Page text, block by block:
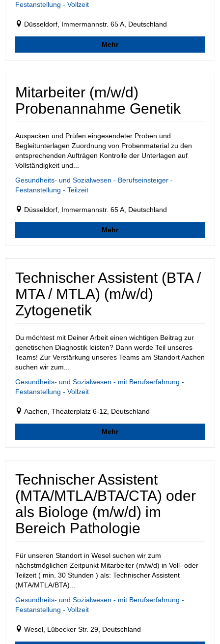
Festanstellung - Vollzeit
Düsseldorf, Immermannstr. 65 A, Deutschland
Mehr
Mitarbeiter (m/w/d)
Probenannahme Genetik
Auspacken und Prüfen eingesendeter Proben und
Begleitunterlagen Zuordnung von Probenmaterial zu den
entsprechenden Aufträgen Kontrolle der Unterlagen auf
Vollständigkeit und...
Gesundheits- und Sozialwesen - Berufseinsteiger -
Festanstellung - Teilzeit
Düsseldorf, Immermannstr. 65 A, Deutschland
Mehr
Technischer Assistent (BTA /
MTA / MTLA) (m/w/d)
Zytogenetik
Du möchtest mit Deiner Arbeit einen wichtigen Beitrag zur
genetischen Diagnostik leisten? Dann werde Teil unseres
Teams! Zur Verstärkung unseres Teams am Standort Aachen
suchen wir zum...
Gesundheits- und Sozialwesen - mit Berufserfahrung -
Festanstellung - Vollzeit
Aachen, Theaterplatz 6-12, Deutschland
Mehr
Technischer Assistent
(MTA/MTLA/BTA/CTA) oder
als Biologe (m/w/d) im
Bereich Pathologie
Für unseren Standort in Wesel suchen wir zum
nächstmöglichen Zeitpunkt Mitarbeiter (m/w/d) in Voll- oder
Teilzeit ( min. 30 Stunden ) als: Technischer Assistent
(MTA/MTLA/BTA)...
Gesundheits- und Sozialwesen - mit Berufserfahrung -
Festanstellung - Vollzeit
Wesel, Lübecker Str. 29, Deutschland